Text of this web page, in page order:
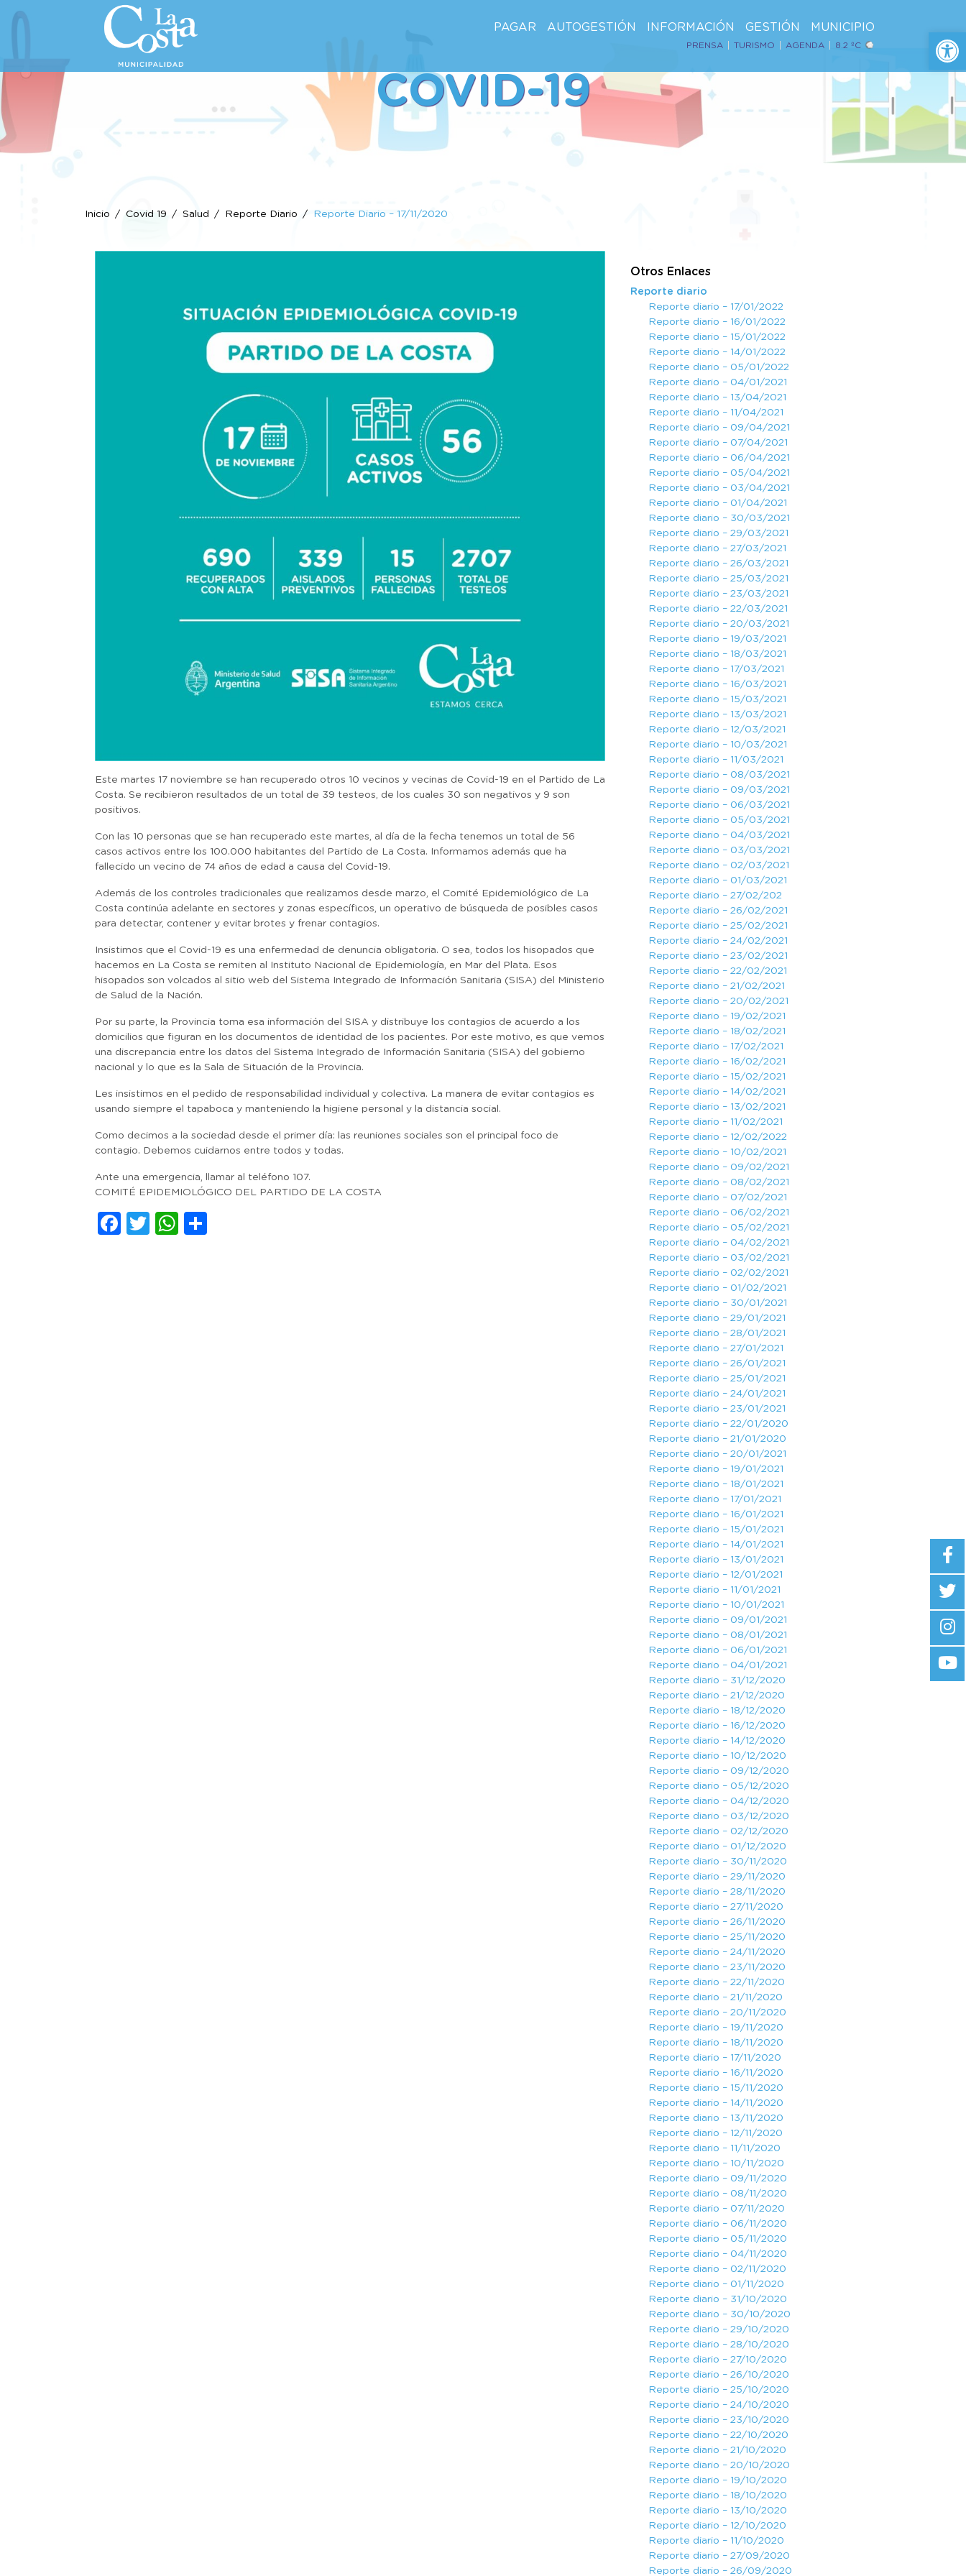
PAGAR AUTOGESTIÓN INFORMACIÓN GESTIÓN MUNICIPIO
PRENSA TURISMO AGENDA 8.2 ºC
COVID-19
Inicio Covid 19 Salud Reporte Diario Reporte Diario – 17/11/2020
Este martes 17 noviembre se han recuperado otros 10 vecinos y vecinas de Covid-19 en el Partido de La
Costa. Se recibieron resultados de un total de 39 testeos, de los cuales 30 son negativos y 9 son
positivos.
Con las 10 personas que se han recuperado este martes, al día de la fecha tenemos un total de 56
casos activos entre los 100.000 habitantes del Partido de La Costa. Informamos además que ha
fallecido un vecino de 74 años de edad a causa del Covid-19.
Además de los controles tradicionales que realizamos desde marzo, el Comité Epidemiológico de La
Costa continúa adelante en sectores y zonas específicos, un operativo de búsqueda de posibles casos
para detectar, contener y evitar brotes y frenar contagios.
Insistimos que el Covid-19 es una enfermedad de denuncia obligatoria. O sea, todos los hisopados que
hacemos en La Costa se remiten al Instituto Nacional de Epidemiología, en Mar del Plata. Esos
hisopados son volcados al sitio web del Sistema Integrado de Información Sanitaria (SISA) del Ministerio
de Salud de la Nación.
Por su parte, la Provincia toma esa información del SISA y distribuye los contagios de acuerdo a los
domicilios que figuran en los documentos de identidad de los pacientes. Por este motivo, es que vemos
una discrepancia entre los datos del Sistema Integrado de Información Sanitaria (SISA) del gobierno
nacional y lo que es la Sala de Situación de la Provincia.
Les insistimos en el pedido de responsabilidad individual y colectiva. La manera de evitar contagios es
usando siempre el tapaboca y manteniendo la higiene personal y la distancia social.
Como decimos a la sociedad desde el primer día: las reuniones sociales son el principal foco de
contagio. Debemos cuidarnos entre todos y todas.
Ante una emergencia, llamar al teléfono 107.
COMITÉ EPIDEMIOLÓGICO DEL PARTIDO DE LA COSTA
Facebook
TwitterWhatsApp
Otros Enlaces
Reporte diario
Reporte diario – 17/01/2022
Reporte diario – 16/01/2022
Reporte diario – 15/01/2022
Reporte diario – 14/01/2022
Reporte diario – 05/01/2022
Reporte diario – 04/01/2021
Reporte diario – 13/04/2021
Reporte diario – 11/04/2021
Reporte diario – 09/04/2021
Reporte diario – 07/04/2021
Reporte diario – 06/04/2021
Reporte diario – 05/04/2021
Reporte diario – 03/04/2021
Reporte diario – 01/04/2021
Reporte diario – 30/03/2021
Reporte diario – 29/03/2021
Reporte diario – 27/03/2021
Reporte diario – 26/03/2021
Reporte diario – 25/03/2021
Reporte diario – 23/03/2021
Reporte diario – 22/03/2021
Reporte diario – 20/03/2021
Reporte diario – 19/03/2021
Reporte diario – 18/03/2021
Reporte diario – 17/03/2021
Reporte diario – 16/03/2021
Reporte diario – 15/03/2021
Reporte diario – 13/03/2021
Reporte diario – 12/03/2021
Reporte diario – 10/03/2021
Reporte diario – 11/03/2021
Reporte diario – 08/03/2021
Reporte diario – 09/03/2021
Reporte diario – 06/03/2021
Reporte diario – 05/03/2021
Reporte diario – 04/03/2021
Reporte diario – 03/03/2021
Reporte diario – 02/03/2021
Reporte diario – 01/03/2021
Reporte diario – 27/02/202
Reporte diario – 26/02/2021
Reporte diario – 25/02/2021
Reporte diario – 24/02/2021
Reporte diario – 23/02/2021
Reporte diario – 22/02/2021
Reporte diario – 21/02/2021
Reporte diario – 20/02/2021
Reporte diario – 19/02/2021
Reporte diario – 18/02/2021
Reporte diario – 17/02/2021
Reporte diario – 16/02/2021
Reporte diario – 15/02/2021
Reporte diario – 14/02/2021
Reporte diario – 13/02/2021
Reporte diario – 11/02/2021
Reporte diario – 12/02/2022
Reporte diario – 10/02/2021
Reporte diario – 09/02/2021
Reporte diario – 08/02/2021
Reporte diario – 07/02/2021
Reporte diario – 06/02/2021
Reporte diario – 05/02/2021
Reporte diario – 04/02/2021
Reporte diario – 03/02/2021
Reporte diario – 02/02/2021
Reporte diario – 01/02/2021
Reporte diario – 30/01/2021
Reporte diario – 29/01/2021
Reporte diario – 28/01/2021
Reporte diario – 27/01/2021
Reporte diario – 26/01/2021
Reporte diario – 25/01/2021
Reporte diario – 24/01/2021
Reporte diario – 23/01/2021
Reporte diario – 22/01/2020
Reporte diario – 21/01/2020
Reporte diario – 20/01/2021
Reporte diario – 19/01/2021
Reporte diario – 18/01/2021
Reporte diario – 17/01/2021
Reporte diario – 16/01/2021
Reporte diario – 15/01/2021
Reporte diario – 14/01/2021
Reporte diario – 13/01/2021
Reporte diario – 12/01/2021
Reporte diario – 11/01/2021
Reporte diario – 10/01/2021
Reporte diario – 09/01/2021
Reporte diario – 08/01/2021
Reporte diario – 06/01/2021
Reporte diario – 04/01/2021
Reporte diario – 31/12/2020
Reporte diario – 21/12/2020
Reporte diario – 18/12/2020
Reporte diario – 16/12/2020
Reporte diario – 14/12/2020
Reporte diario – 10/12/2020
Reporte diario – 09/12/2020
Reporte diario – 05/12/2020
Reporte diario – 04/12/2020
Reporte diario – 03/12/2020
Reporte diario – 02/12/2020
Reporte diario – 01/12/2020
Reporte diario – 30/11/2020
Reporte diario – 29/11/2020
Reporte diario – 28/11/2020
Reporte diario – 27/11/2020
Reporte diario – 26/11/2020
Reporte diario – 25/11/2020
Reporte diario – 24/11/2020
Reporte diario – 23/11/2020
Reporte diario – 22/11/2020
Reporte diario – 21/11/2020
Reporte diario – 20/11/2020
Reporte diario – 19/11/2020
Reporte diario – 18/11/2020
Reporte diario – 17/11/2020
Reporte diario – 16/11/2020
Reporte diario – 15/11/2020
Reporte diario – 14/11/2020
Reporte diario – 13/11/2020
Reporte diario – 12/11/2020
Reporte diario – 11/11/2020
Reporte diario – 10/11/2020
Reporte diario – 09/11/2020
Reporte diario – 08/11/2020
Reporte diario – 07/11/2020
Reporte diario – 06/11/2020
Reporte diario – 05/11/2020
Reporte diario – 04/11/2020
Reporte diario – 02/11/2020
Reporte diario – 01/11/2020
Reporte diario – 31/10/2020
Reporte diario – 30/10/2020
Reporte diario – 29/10/2020
Reporte diario – 28/10/2020
Reporte diario – 27/10/2020
Reporte diario – 26/10/2020
Reporte diario – 25/10/2020
Reporte diario – 24/10/2020
Reporte diario – 23/10/2020
Reporte diario – 22/10/2020
Reporte diario – 21/10/2020
Reporte diario – 20/10/2020
Reporte diario – 19/10/2020
Reporte diario – 18/10/2020
Reporte diario – 13/10/2020
Reporte diario – 12/10/2020
Reporte diario – 11/10/2020
Reporte diario – 27/09/2020
Reporte diario – 26/09/2020